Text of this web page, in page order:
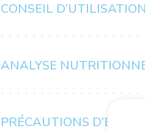
CONSEIL
ANALYSE
PRÉCAUTIONS D’EMPLOI